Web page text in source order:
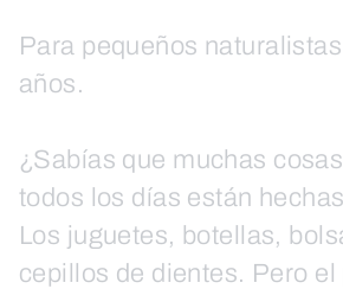
Para pequeños
años.
¿Sabías que muchas
todos los días están
Los juguetes, botellas,
cepillos de dientes. Pero el